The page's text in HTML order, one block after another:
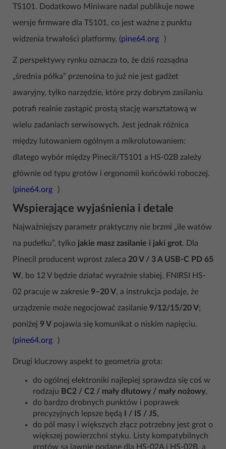
TS101. Dodatkowo Miniware nadal publikuje nowe
wersje firmware dla TS101, co jest ważne z punktu
widzenia trwałości platformy. (pine64.org )
Z perspektywy rynku oznacza to, że dziś rozsądna
„średnia półka” przenośna to już nie jest gadżet
awaryjny, tylko narzędzie, które przy dobrym zasilaniu
potrafi realnie zastąpić prostą stację warsztatową w
wielu zadaniach serwisowych. Jest jednak różnica
między lutowaniem ogólnym a mikrolutowaniem:
dlatego wybór między Pinecil/TS101 a HS-02B zależy
głównie od typu grotów i ergonomii końcówki roboczej.
(pine64.org )
Wspierające wyjaśnienia i detale
Najważniejszy parametr praktyczny nie brzmi „ile watów
na pudełku”, tylko jakie masz zasilanie i jaki grot. Dla
Pinecil producent wprost zaleca 20 V / 3 A USB-C PD 65
W, bo 12 V będzie działać wyraźnie słabiej. FNIRSI HS-
02 pracuje w zakresie 9–20 V, a instrukcja podaje, że
urządzenie może negocjować zasilanie 9/12/15/20 V;
poniżej 9 V pojawia się komunikat o niskim napięciu.
(pine64.org )
Drugi kluczowy aspekt to geometria grota:
do ogólnej elektroniki najlepiej sprawdza się coś w
rodzaju BC2 / C2 / mały dłutowy / mały nożowy,
do bardzo drobnych punktów i poprawek
precyzyjnych lepsze będą
I / IS / JS,
do pól masy i większych złącz potrzebny jest grot o
większej powierzchni styku. Listy kompatybilnych
grotów są jawnie podane dla HS-02A i HS-02B, a